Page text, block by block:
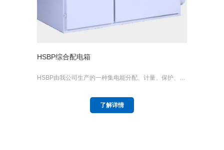
HSBP综合配电箱
HSBP由我公司生产的一种集电能分配、计量、保护、…
了解详情